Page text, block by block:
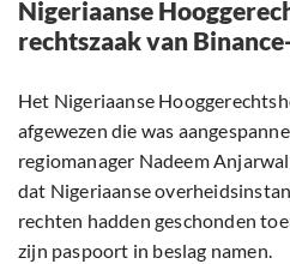
Nigeriaanse
rechtszaak van
Het Nigeriaanse
afgewezen die was
regiomanager Nadeem
dat Nigeriaanse
rechten hadden geschonden
zijn paspoort in beslag namen.